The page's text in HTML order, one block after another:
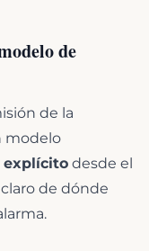
de
de la
modelo
explícito desde el
de dónde